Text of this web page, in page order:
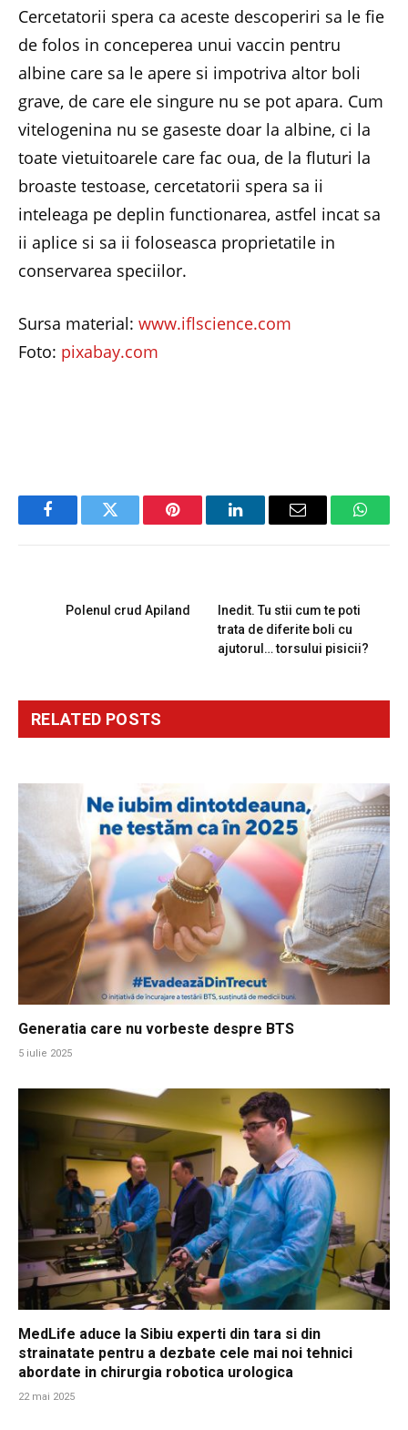
Cercetatorii spera ca aceste descoperiri sa le fie
de folos in conceperea unui vaccin pentru
albine care sa le apere si impotriva altor boli
grave, de care ele singure nu se pot apara. Cum
vitelogenina nu se gaseste doar la albine, ci la
toate vietuitoarele care fac oua, de la fluturi la
broaste testoase, cercetatorii spera sa ii
inteleaga pe deplin functionarea, astfel incat sa
ii aplice si sa ii foloseasca proprietatile in
conservarea speciilor.
Sursa material: www.iflscience.com
Foto: pixabay.com
FacebookTwitter Pinterest LinkedInEmail
Polenul crud Apiland
Inedit. Tu stii cum te poti
trata de diferite boli cu
ajutorul… torsului pisicii?
RELATED POSTS
Generatia care nu vorbeste despre BTS
5 iulie 2025
MedLife aduce la Sibiu experti din tara si din
strainatate pentru a dezbate cele mai noi tehnici
abordate in chirurgia robotica urologica
22 mai 2025